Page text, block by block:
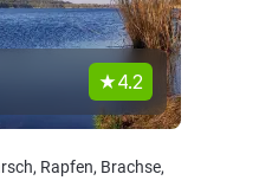
4.2
Rapfen, Brachse,